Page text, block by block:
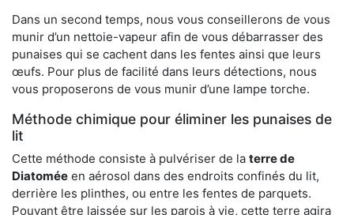
Dans un second temps, nous vous conseillerons de vous
munir d’un nettoie-vapeur afin de vous débarrasser des
punaises qui se cachent dans les fentes ainsi que leurs
œufs. Pour plus de facilité dans leurs détections, nous
vous proposerons de vous munir d’une lampe torche.
Méthode chimique pour éliminer les punaises de
lit
Cette méthode consiste à pulvériser de la terre de
Diatomée en aérosol dans des endroits confinés du lit,
derrière les plinthes, ou entre les fentes de parquets.
Pouvant être laissée sur les parois à vie, cette terre agira